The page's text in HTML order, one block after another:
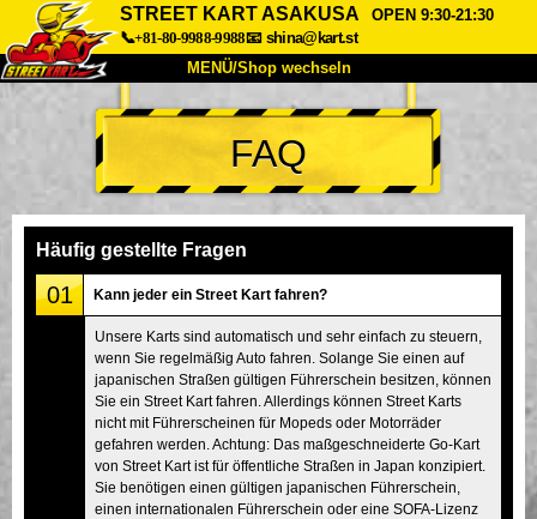
STREET KART ASAKUSA
OPEN 9:30-21:30
📞+81-80-9988-9988📧 shina@kart.st
MENÜ/Shop wechseln
START
Über uns Spezifikationen Preise
Bewertungen
Unternehmen
Tokio Shinagawa Tokio Akihabara#1
Tokio Akihabara#2 Tokio Shibuya
Tokio Shibuya Annex Tokio Bucht
Tokio Asakusa Osaka
Okinawa
FAQ
Häufig gestellte Fragen
01 Kann jeder ein Street Kart fahren?
Unsere Karts sind automatisch und sehr einfach zu steuern,
wenn Sie regelmäßig Auto fahren. Solange Sie einen auf
japanischen Straßen gültigen Führerschein besitzen, können
Sie ein Street Kart fahren. Allerdings können Street Karts
nicht mit Führerscheinen für Mopeds oder Motorräder
gefahren werden. Achtung: Das maßgeschneiderte Go-Kart
von Street Kart ist für öffentliche Straßen in Japan konzipiert.
Sie benötigen einen gültigen japanischen Führerschein,
einen internationalen Führerschein oder eine SOFA-Lizenz